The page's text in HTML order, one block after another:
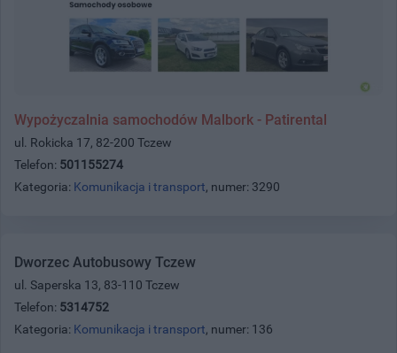
Wypożyczalnia samochodów Malbork - Patirental
ul. Rokicka 17, 82-200 Tczew
Telefon: 501155274
Kategoria: Komunikacja i transport, numer: 3290
Dworzec Autobusowy Tczew
ul. Saperska 13, 83-110 Tczew
Telefon: 5314752
Kategoria: Komunikacja i transport, numer: 136